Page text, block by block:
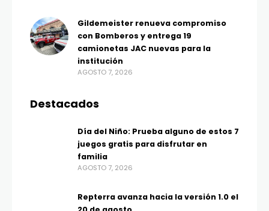
Gildemeister renueva compromiso
con Bomberos y entrega 19
camionetas JAC nuevas para la
institución
AGOSTO 7, 2026
Destacados
Día del Niño: Prueba alguno de estos 7
juegos gratis para disfrutar en
familia
AGOSTO 7, 2026
Repterra avanza hacia la versión 1.0 el